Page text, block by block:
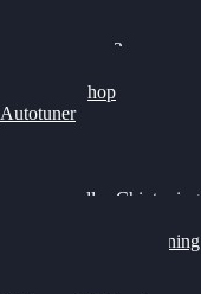
Alientech Kess3
Alientech Shop
Autotuner
Professionelles Chiptuning
Professionelles Chiptuning